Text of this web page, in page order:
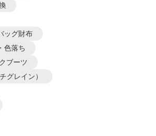
ッグ財布
色落ち
ブーツ
グレイン）